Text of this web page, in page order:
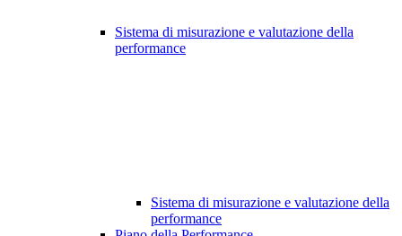
Sistema di misurazione e valutazione della
performance
Sistema di misurazione e valutazione della
performance